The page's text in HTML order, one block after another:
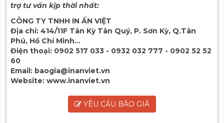
trợ tư vấn kịp thời nhất:
CÔNG TY TNHH IN ẤN VIỆT
Địa chỉ: 414/11F Tân Kỳ Tân Quý, P. Sơn Kỳ, Q.Tân
Phú, Hồ Chí Minh...
Điện thoại: 0902 517 033 - 0932 032 777 - 0902 52 52
60
Email: baogia@inanviet.vn
Website: www.inanviet.vn
YÊU CẦU BÁO GIÁ